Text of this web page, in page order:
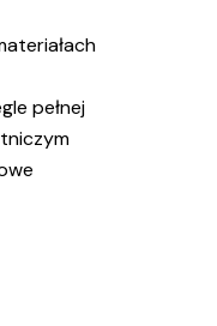
pełnej